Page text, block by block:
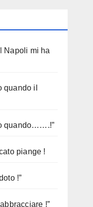
Napoli mi ha
quando il
quando…….!”
piange !
!”
!”